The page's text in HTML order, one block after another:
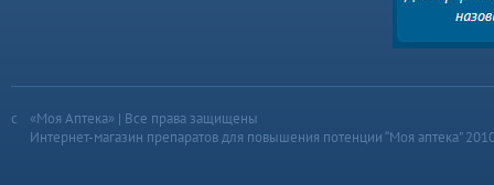
«Моя Аптека» | Все права защищены
Интернет-магазин препаратов для повышения потенции “Моя аптека”